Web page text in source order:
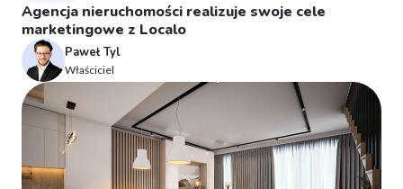
Agencja nieruchomości realizuje swoje cele
marketingowe z Localo
Paweł Tyl
Właściciel